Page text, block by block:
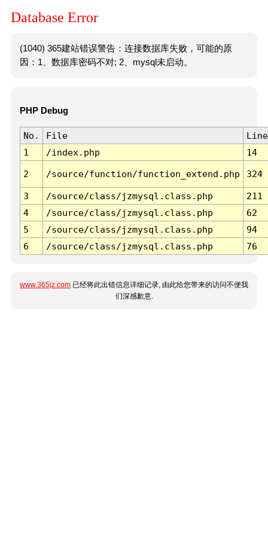
Database Error
(1040) 365建站错误警告：连接数据库失败，可能的原
因：1、数据库密码不对; 2、mysql未启动。
PHP Debug
No. File
Line
1
/index.php 14
2 /source/function/function_extend.php 324
3 /source/class/jzmysql.class.php
211
4
/source/class/jzmysql.class.php
62
5
/source/class/jzmysql.class.php
94
6
/source/class/jzmysql.class.php 76
www.365jz.com 已经将此出错信息详细记录, 由此给您带来的访问不便我
们深感歉意.